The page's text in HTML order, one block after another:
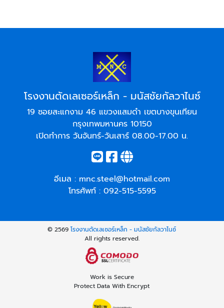
โรงงานตัดเลเซอร์เหล็ก - มนัสชัยกัลวาไนซ์
19 ซอยสะแกงาม 46 แขวงแสมดำ เขตบางขุนเทียน
กรุงเทพมหานคร 10150
เปิดทำการ วันจันทร์-วันเสาร์ 08.00-17.00 น.
อีเมล : mnc.steel@hotmail.com
โทรศัพท์ : 092-515-5595
© 2569โรงงานตัดเลเซอร์เหล็ก - มนัสชัยกัลวาไนซ์
All rights reserved.
Work is Secure
Protect Data With Encrypt